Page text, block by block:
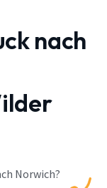
nach
Norwich?